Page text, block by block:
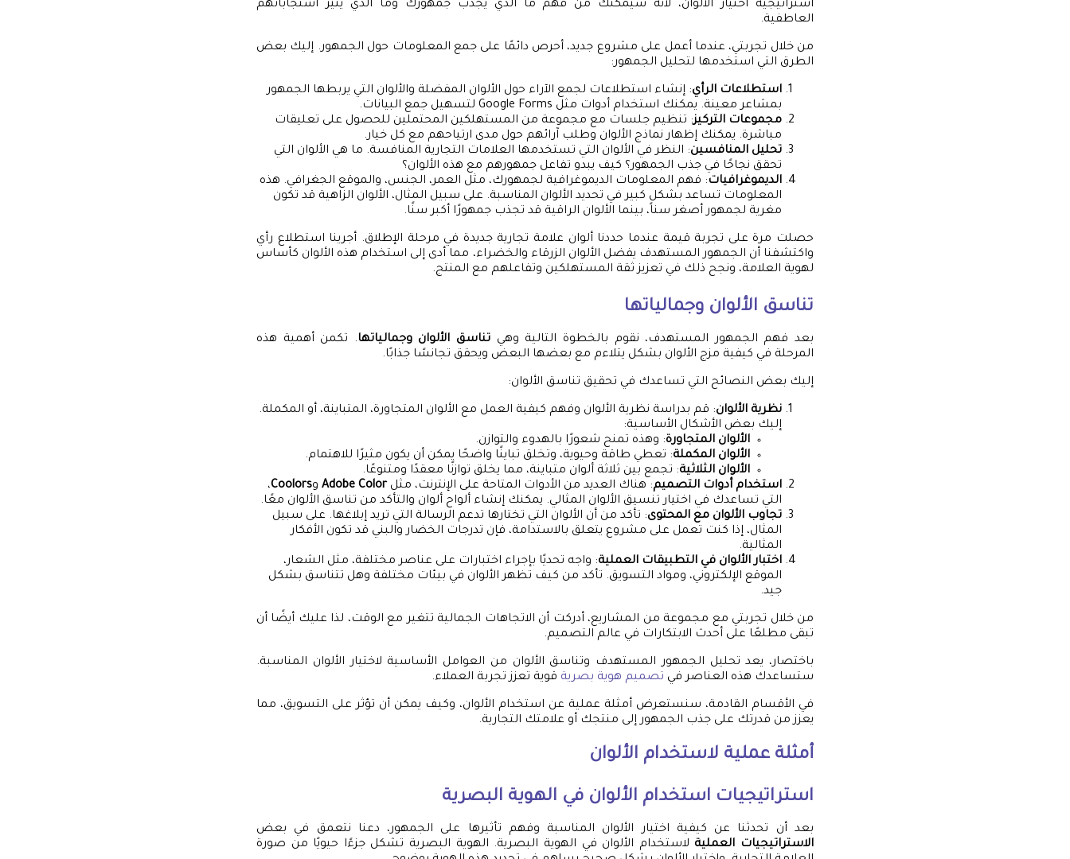
استراتيجية اختيار الألوان، لأنه سيمكنك من فهم ما الذي يجذب جمهورك وما الذي يثير استجاباتهم
العاطفية.
من خلال تجربتي، عندما أعمل على مشروع جديد، أحرص دائمًا على جمع المعلومات حول الجمهور. إليك بعض
الطرق التي استخدمها لتحليل الجمهور:
استطلاعات الرأي: إنشاء استطلاعات لجمع الآراء حول الألوان المفضلة والألوان التي يربطها الجمهور
بمشاعر معينة. يمكنك استخدام أدوات مثل Google Forms لتسهيل جمع البيانات.
مجموعات التركيز: تنظيم جلسات مع مجموعة من المستهلكين المحتملين للحصول على تعليقات
مباشرة. يمكنك إظهار نماذج الألوان وطلب آرائهم حول مدى ارتياحهم مع كل خيار.
تحليل المنافسين: النظر في الألوان التي تستخدمها العلامات التجارية المنافسة. ما هي الألوان التي
تحقق نجاحًا في جذب الجمهور؟ كيف يبدو تفاعل جمهورهم مع هذه الألوان؟
الديموغرافيات: فهم المعلومات الديموغرافية لجمهورك، مثل العمر، الجنس، والموقع الجغرافي. هذه
المعلومات تساعد بشكل كبير في تحديد الألوان المناسبة. على سبيل المثال، الألوان الزاهية قد تكون
مغرية لجمهور أصغر سناً، بينما الألوان الراقية قد تجذب جمهورًا أكبر سنًا.
حصلت مرة على تجربة قيمة عندما حددنا ألوان علامة تجارية جديدة في مرحلة الإطلاق. أجرينا استطلاع رأي
واكتشفنا أن الجمهور المستهدف يفضل الألوان الزرقاء والخضراء، مما أدى إلى استخدام هذه الألوان كأساس
لهوية العلامة، ونجح ذلك في تعزيز ثقة المستهلكين وتفاعلهم مع المنتج.
تناسق الألوان وجمالياتها
بعد فهم الجمهور المستهدف، نقوم بالخطوة التالية وهي تناسق الألوان وجمالياتها. تكمن أهمية هذه
المرحلة في كيفية مزج الألوان بشكل يتلاءم مع بعضها البعض ويحقق تجانسًا جذابًا.
إليك بعض النصائح التي تساعدك في تحقيق تناسق الألوان:
نظرية الألوان: قم بدراسة نظرية الألوان وفهم كيفية العمل مع الألوان المتجاورة، المتباينة، أو المكملة.
إليك بعض الأشكال الأساسية:
الألوان المتجاورة: وهذه تمنح شعورًا بالهدوء والتوازن.
الألوان المكملة: تعطي طاقة وحيوية، وتخلق تباينًا واضحًا يمكن أن يكون مثيرًا للاهتمام.
الألوان الثلاثية: تجمع بين ثلاثة ألوان متباينة، مما يخلق توازنًا معقدًا ومتنوعًا.
استخدام أدوات التصميم: هناك العديد من الأدوات المتاحة على الإنترنت، مثلAdobe Color وCoolors،
التي تساعدك في اختيار تنسيق الألوان المثالي. يمكنك إنشاء ألواح ألوان والتأكد من تناسق الألوان معًا.
تجاوب الألوان مع المحتوى: تأكد من أن الألوان التي تختارها تدعم الرسالة التي تريد إبلاغها. على سبيل
المثال، إذا كنت تعمل على مشروع يتعلق بالاستدامة، فإن تدرجات الخضار والبني قد تكون الأفكار
المثالية.
اختبار الألوان في التطبيقات العملية: واجه تحديًا بإجراء اختبارات على عناصر مختلفة، مثل الشعار،
الموقع الإلكتروني، ومواد التسويق. تأكد من كيف تظهر الألوان في بيئات مختلفة وهل تتناسق بشكل
جيد.
من خلال تجربتي مع مجموعة من المشاريع، أدركت أن الاتجاهات الجمالية تتغير مع الوقت، لذا عليك أيضًا أن
تبقى مطلعًا على أحدث الابتكارات في عالم التصميم.
باختصار، يعد تحليل الجمهور المستهدف وتناسق الألوان من العوامل الأساسية لاختيار الألوان المناسبة.
ستساعدك هذه العناصر في تصميم هوية بصرية قوية تعزز تجربة العملاء.
في الأقسام القادمة، سنستعرض أمثلة عملية عن استخدام الألوان، وكيف يمكن أن تؤثر على التسويق، مما
يعزز من قدرتك على جذب الجمهور إلى منتجك أو علامتك التجارية.
أمثلة عملية لاستخدام الألوان
استراتيجيات استخدام الألوان في الهوية البصرية
بعد أن تحدثنا عن كيفية اختيار الألوان المناسبة وفهم تأثيرها على الجمهور، دعنا نتعمق في بعض
الاستراتيجيات العملية لاستخدام الألوان في الهوية البصرية. الهوية البصرية تشكل جزءًا حيويًا من صورة